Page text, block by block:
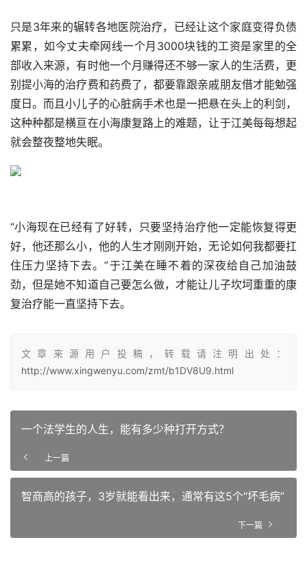
只是3年来的辗转各地医院治疗，已经让这个家庭变得负债
累累，如今丈夫牵网线一个月3000块钱的工资是家里的全
部收入来源，有时他一个月赚得还不够一家人的生活费，更
别提小海的治疗费和药费了，都要靠跟亲戚朋友借才能勉强
度日。而且小儿子的心脏病手术也是一把悬在头上的利剑，
这种种都是横亘在小海康复路上的难题，让于江美每每想起
就会整夜整地失眠。
“小海现在已经有了好转，只要坚持治疗他一定能恢复得更
好，他还那么小，他的人生才刚刚开始，无论如何我都要扛
住压力坚持下去。”于江美在睡不着的深夜给自己加油鼓
劲，但是她不知道自己要怎么做，才能让儿子坎坷重重的康
复治疗能一直坚持下去。
文章来源用户投稿，转载请注明出处：
http://www.xingwenyu.com/zmt/b1DV8U9.html
一个法学生的人生，能有多少种打开方式？
上一篇
智商高的孩子，3岁就能看出来，通常有这5个“坏毛病”
下一篇